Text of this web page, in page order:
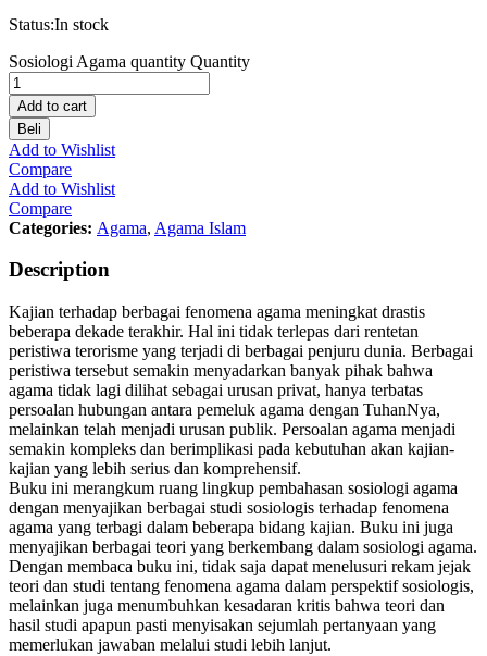
Status:In stock
Sosiologi Agama quantity Quantity
Add to cart
Beli
Add to Wishlist
Compare
Add to Wishlist
Compare
Categories: Agama, Agama Islam
Description
Kajian terhadap berbagai fenomena agama meningkat drastis
beberapa dekade terakhir. Hal ini tidak terlepas dari rentetan
peristiwa terorisme yang terjadi di berbagai penjuru dunia. Berbagai
peristiwa tersebut semakin menyadarkan banyak pihak bahwa
agama tidak lagi dilihat sebagai urusan privat, hanya terbatas
persoalan hubungan antara pemeluk agama dengan TuhanNya,
melainkan telah menjadi urusan publik. Persoalan agama menjadi
semakin kompleks dan berimplikasi pada kebutuhan akan kajian-
kajian yang lebih serius dan komprehensif.
Buku ini merangkum ruang lingkup pembahasan sosiologi agama
dengan menyajikan berbagai studi sosiologis terhadap fenomena
agama yang terbagi dalam beberapa bidang kajian. Buku ini juga
menyajikan berbagai teori yang berkembang dalam sosiologi agama.
Dengan membaca buku ini, tidak saja dapat menelusuri rekam jejak
teori dan studi tentang fenomena agama dalam perspektif sosiologis,
melainkan juga menumbuhkan kesadaran kritis bahwa teori dan
hasil studi apapun pasti menyisakan sejumlah pertanyaan yang
memerlukan jawaban melalui studi lebih lanjut.